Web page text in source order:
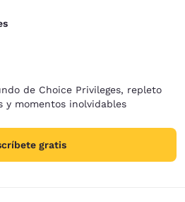
de Choice Privileges, repleto
y momentos inolvidables
gratis